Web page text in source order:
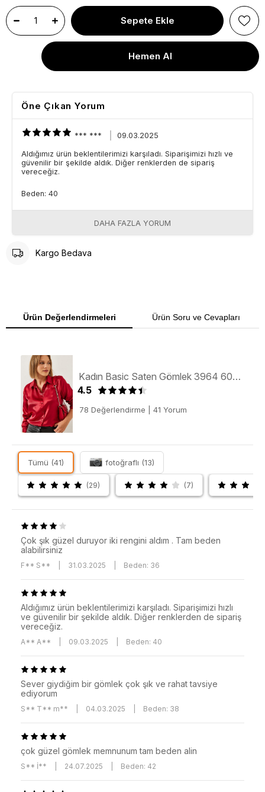
Öne Çıkan Yorum
*** *** 09.03.2025
Aldığımız ürün beklentilerimizi karşıladı. Siparişimizi hızlı ve
güvenilir bir şekilde aldık. Diğer renklerden de sipariş
vereceğiz.
Beden: 40
DAHA FAZLA YORUM
Kargo Bedava
Ürün Değerlendirmeleri Ürün Soru ve Cevapları
Kadın Basic Saten Gömlek 3964 60351241 - Kırmızı
4.5
78 Değerlendirme 41 Yorum
Tümü (41) fotoğraflı (13)
(29) (7)
Çok şık güzel duruyor iki rengini aldım . Tam beden
alabilirsiniz
F** S** 31.03.2025 Beden: 36
Aldığımız ürün beklentilerimizi karşıladı. Siparişimizi hızlı
ve güvenilir bir şekilde aldık. Diğer renklerden de sipariş
vereceğiz.
A** A** 09.03.2025 Beden: 40
Sever giydiğim bir gömlek çok şık ve rahat tavsiye
ediyorum
S** T** m** 04.03.2025 Beden: 38
çok güzel gömlek memnunum tam beden alin
S** İ** 24.07.2025 Beden: 42